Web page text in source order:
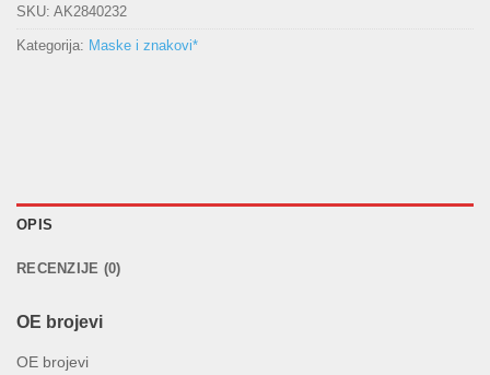
SKU: AK2840232
Kategorija: Maske i znakovi*
OPIS
RECENZIJE (0)
OE brojevi
OE brojevi